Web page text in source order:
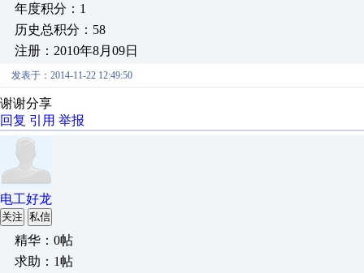
年度积分：1
历史总积分：58
注册：2010年8月09日
发表于：2014-11-22 12:49:50
谢谢分享
回复 引用 举报
电工好龙
关注 私信
精华：0帖
求助：1帖